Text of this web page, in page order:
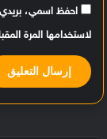
احفظ اسمي، بريدي
لاستخدامها المرة